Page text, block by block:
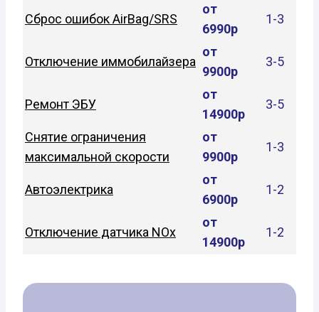
Сброс ошибок AirBag/SRS
от
6990р
1-3
Отключение иммобилайзера
от
9900р
3-5
Ремонт ЭБУ
от
14900р
3-5
Снятие ограничения
максимальной скорости
от
9900р
1-3
Автоэлектрика
от
6900р
1-2
Отключение датчика NOx
от
14900р
1-2